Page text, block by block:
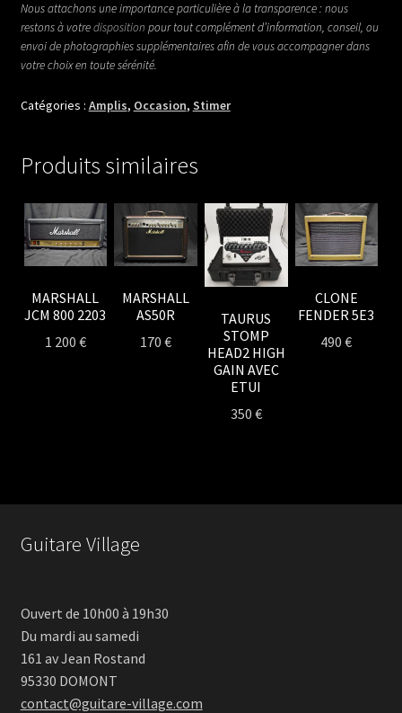
Nous attachons une importance particulière à la transparence : nous
restons à votredisposition pour tout complément d’information, conseil, ou
envoi de photographies supplémentaires afin de vous accompagner dans
votre choix en toute sérénité.
Catégories : Amplis, Occasion, Stimer
Produits similaires
MARSHALL
JCM 800 2203
1 200 €
MARSHALL
AS50R
170€
TAURUS
STOMP
HEAD2 HIGH
GAIN AVEC
ETUI
350 €
CLONE
FENDER 5E3
490€
Guitare Village
Ouvert de 10h00 à 19h30
Du mardi au samedi
161 av Jean Rostand
95330 DOMONT
contact@guitare-village.com